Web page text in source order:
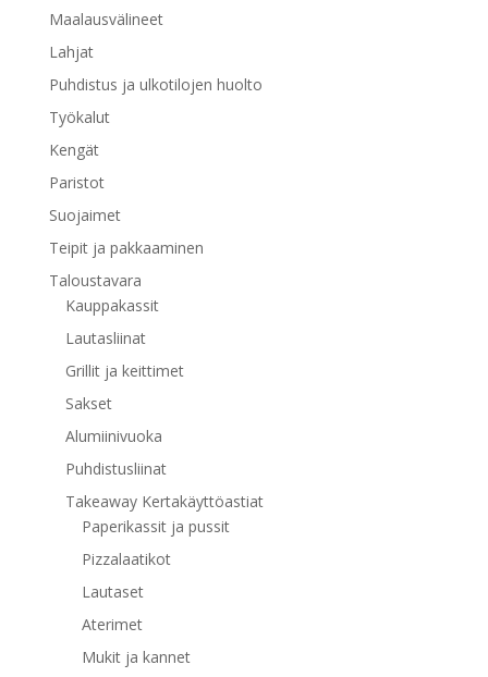
Maalausvälineet
Lahjat
Puhdistus ja ulkotilojen huolto
Työkalut
Kengät
Paristot
Suojaimet
Teipit ja pakkaaminen
Taloustavara
Kauppakassit
Lautasliinat
Grillit ja keittimet
Sakset
Alumiinivuoka
Puhdistusliinat
Takeaway Kertakäyttöastiat
Paperikassit ja pussit
Pizzalaatikot
Lautaset
Aterimet
Mukit ja kannet